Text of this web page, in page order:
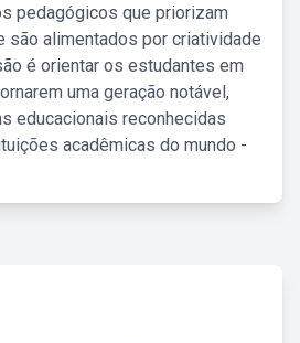
pedagógicos que priorizam
são alimentados por criatividade
é orientar os estudantes em
uma geração notável,
educacionais reconhecidas
acadêmicas do mundo -